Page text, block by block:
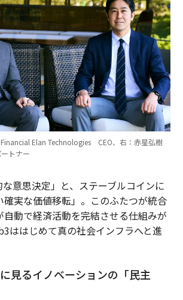
Elan Technologies CEO、右：赤星弘樹
トナー
意思決定」と、ステーブルコインに
確実な価値移転」。このふたつが統合
自動で経済活動を完結させる仕組みが
ははじめて真の社会インフラへと進
見るイノベーションの「民主